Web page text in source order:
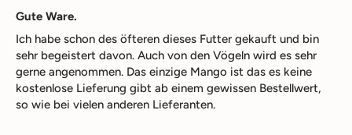
Gute Ware.
Ich habe schon des öfteren dieses Futter gekauft und bin
sehr begeistert davon. Auch von den Vögeln wird es sehr
gerne angenommen. Das einzige Mango ist das es keine
kostenlose Lieferung gibt ab einem gewissen Bestellwert,
so wie bei vielen anderen Lieferanten.